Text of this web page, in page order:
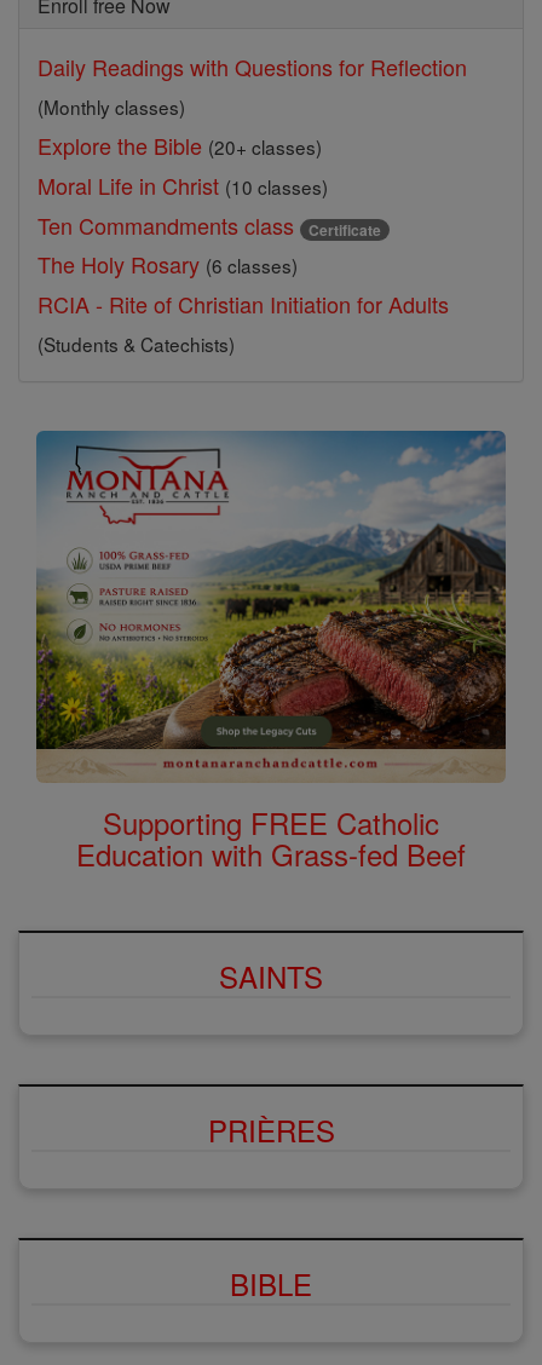
Enroll free Now
Daily Readings with Questions for Reflection
(Monthly classes)
Explore the Bible (20+ classes)
Moral Life in Christ (10 classes)
Ten Commandments class Certificate
The Holy Rosary (6 classes)
RCIA - Rite of Christian Initiation for Adults
(Students & Catechists)
Supporting FREE Catholic
Education with Grass-fed Beef
SAINTS
PRIÈRES
BIBLE